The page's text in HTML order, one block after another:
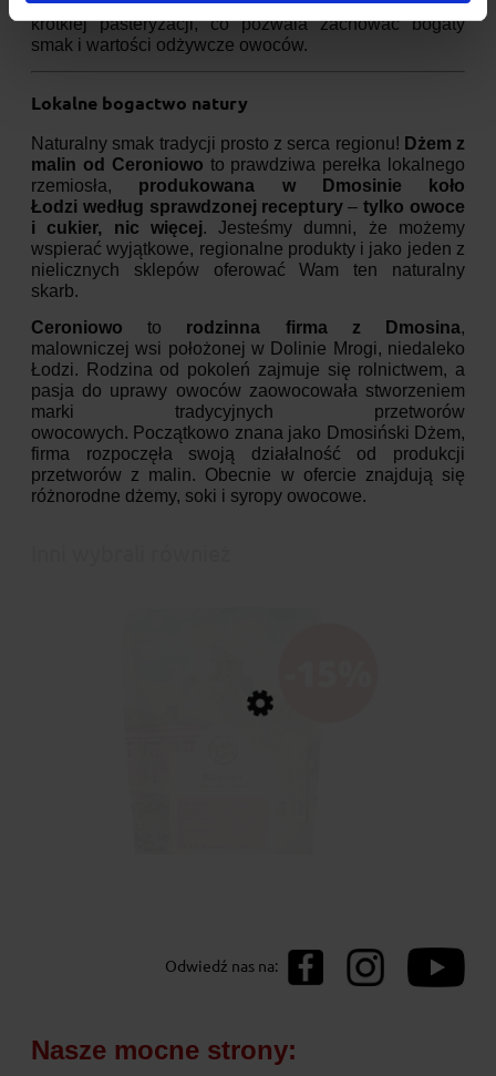
krótkiej pasteryzacji, co pozwala zachować bogaty
smak i wartości odżywcze owoców.
Lokalne bogactwo natury
Naturalny smak tradycji prosto z serca regionu! Dżem z
malin od Ceroniowo to prawdziwa perełka lokalnego
rzemiosła, produkowana w Dmosinie koło
Łodzi według sprawdzonej receptury–tylko owoce
i cukier, nic więcej. Jesteśmy dumni, że możemy
wspierać wyjątkowe, regionalne produkty i jako jeden z
nielicznych sklepów oferować Wam ten naturalny
skarb.
Ceroniowo to rodzinna firma z Dmosina,
malowniczej wsi położonej w Dolinie Mrogi, niedaleko
Łodzi.
Rodzina od pokoleń zajmuje się rolnictwem, a
pasja do uprawy owoców zaowocowała stworzeniem
marki tradycyjnych przetworów
owocowych. Początkowo znana jako Dmosiński Dżem,
firma rozpoczęła swoją działalność od produkcji
przetworów z malin. Obecnie w ofercie znajdują się
różnorodne dżemy, soki i syropy owocowe.
Instytut Kawy Kawa Palermo
Odwiedź nas na:
Nasze mocne strony: